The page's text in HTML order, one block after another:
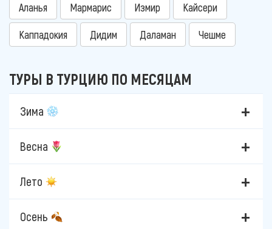
Аланья Мармарис Измир Кайсери
Каппадокия Дидим Даламан Чешме
ТУРЫ В ТУРЦИЮ ПО МЕСЯЦАМ
Зима
Весна
Лето
Осень